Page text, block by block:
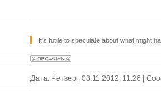
It's futile to speculate about what might
Дата: Четверг, 08.11.2012, 11:26 |